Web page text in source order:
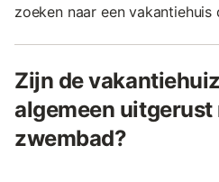
zoeken naar een
Zijn de
algemeen uitgerust
zwembad?